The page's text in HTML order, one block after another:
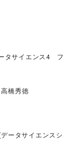
タサイエンス4 フ
橋秀徳
ータサイエンスシ